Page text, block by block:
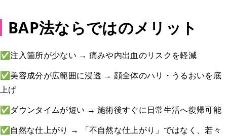
BAP法ならではのメリット
✅注入箇所が少ない → 痛みや内出血のリスクを軽減
✅美容成分が広範囲に浸透 → 顔全体のハリ・うるおいを底
上げ
✅ダウンタイムが短い → 施術後すぐに日常生活へ復帰可能
✅自然な仕上がり → 「不自然な仕上がり」ではなく、若々